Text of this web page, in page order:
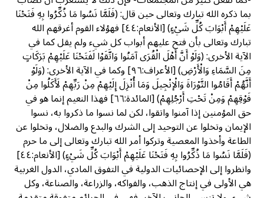
بما ذكره الله تبارك وتعالى حين قال: (فَلَمَّا نَسُوا مَا ذُكِّرُوا بِهِ فَتَحْنَا
عَلَيْهِمْ أَبْوَابَ كُلِّ شَيْءٍ) [الأنعام:٤٤] فهؤلاء القوم أغرقهم الله
تبارك وتعالى بأن فتح عليهم أبواب كل شيء ولم يقل كما في
الآية الأخرى: (وَلَوْ أَنَّ أَهْلَ الْقُرَى آمَنُوا وَاتَّقَوْا لَفَتَحْنَا عَلَيْهِمْ بَرَكَاتٍ
مِنَ السَّمَاءِ وَالْأَرْضِ) [الأعراف:٩٦] وكما في الآية الأخرى: (وَلَوْ
أَنَّهُمْ أَقَامُوا التَّوْرَاةَ وَالْإنْجِيلَ وَمَا أُنْزِلَ إِلَيْهِمْ مِنْ رَبِّهِمْ لَأَكَلُوا مِنْ
فَوْقِهِمْ وَمِنْ تَحْتِ أَرْجُلِهِمْ) [المائدة:٦٦] فهذا النعيم إنما هو في
حق المؤمنين إذا آمنوا واتقوا، لكن لما نسوا ما ذكروا به، نسوا
الإيمان وتخلوا عن التوحيد إلى الشرك والبدع والضلال، وتخلوا عن
الطاعة وأخذوا المعصية وتركوا أمر الله تبارك وتعالى إلى ما حرم
(فَلَمَّا نَسُوا مَا ذُكِّرُوا بِهِ فَتَحْنَا عَلَيْهِمْ أَبْوَابَ كُلِّ شَيْءٍ) [الأنعام:٤٤]
وانظروا إلى الإحصائيات الدولية في التفوق المادي، الدول الغربية
هي الأولى في إنتاج الذهب، والفواكه، والزراعة، والصناعة، وكل